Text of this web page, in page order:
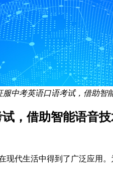
服中考英语口语考试，借助智
，借助智能语音技
现代生活中得到了广泛应用